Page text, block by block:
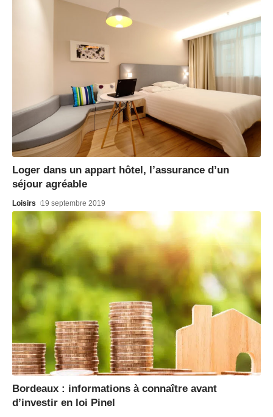
Loger dans un appart hôtel, l’assurance d’un
séjour agréable
Loisirs 19 septembre 2019
Bordeaux : informations à connaître avant
d’investir en loi Pinel